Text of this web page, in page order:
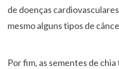
de doenças
mesmo alguns tipos de
Por fim, as sementes de